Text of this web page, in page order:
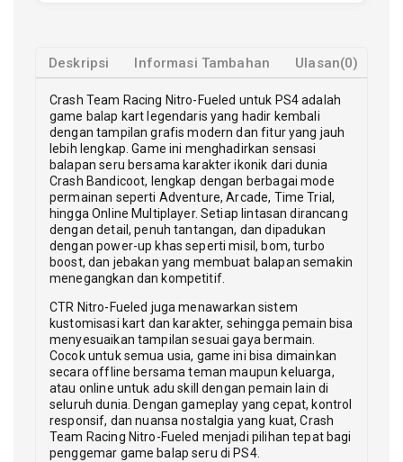
Deskripsi Informasi Tambahan Ulasan(0)
Crash Team Racing Nitro-Fueled untuk PS4 adalah
game balap kart legendaris yang hadir kembali
dengan tampilan grafis modern dan fitur yang jauh
lebih lengkap. Game ini menghadirkan sensasi
balapan seru bersama karakter ikonik dari dunia
Crash Bandicoot, lengkap dengan berbagai mode
permainan seperti Adventure, Arcade, Time Trial,
hingga Online Multiplayer. Setiap lintasan dirancang
dengan detail, penuh tantangan, dan dipadukan
dengan power-up khas seperti misil, bom, turbo
boost, dan jebakan yang membuat balapan semakin
menegangkan dan kompetitif.
CTR Nitro-Fueled juga menawarkan sistem
kustomisasi kart dan karakter, sehingga pemain bisa
menyesuaikan tampilan sesuai gaya bermain.
Cocok untuk semua usia, game ini bisa dimainkan
secara offline bersama teman maupun keluarga,
atau online untuk adu skill dengan pemain lain di
seluruh dunia. Dengan gameplay yang cepat, kontrol
responsif, dan nuansa nostalgia yang kuat, Crash
Team Racing Nitro-Fueled menjadi pilihan tepat bagi
penggemar game balap seru di PS4.